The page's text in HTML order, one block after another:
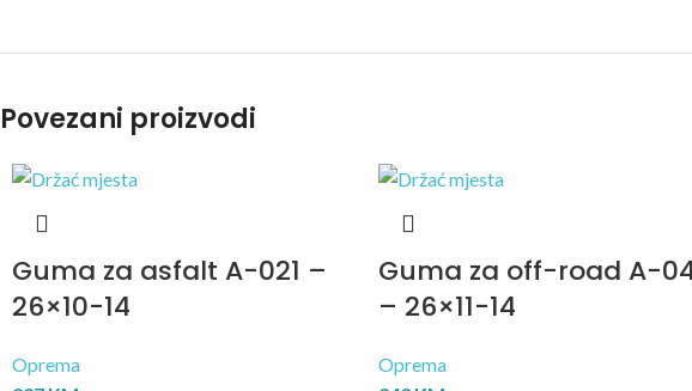
Povezani proizvodi
Guma za asfalt A-021 –
26×10-14
Oprema
Guma za off-road A-
– 26×11-14
Oprema